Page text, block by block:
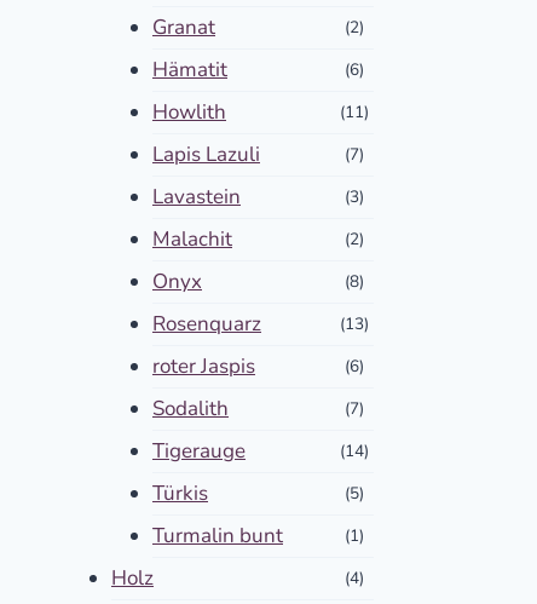
Granat (2)
Hämatit (6)
Howlith (11)
Lapis Lazuli (7)
Lavastein (3)
Malachit (2)
Onyx (8)
Rosenquarz (13)
roter Jaspis (6)
Sodalith (7)
Tigerauge (14)
Türkis (5)
Turmalin bunt (1)
Holz (4)